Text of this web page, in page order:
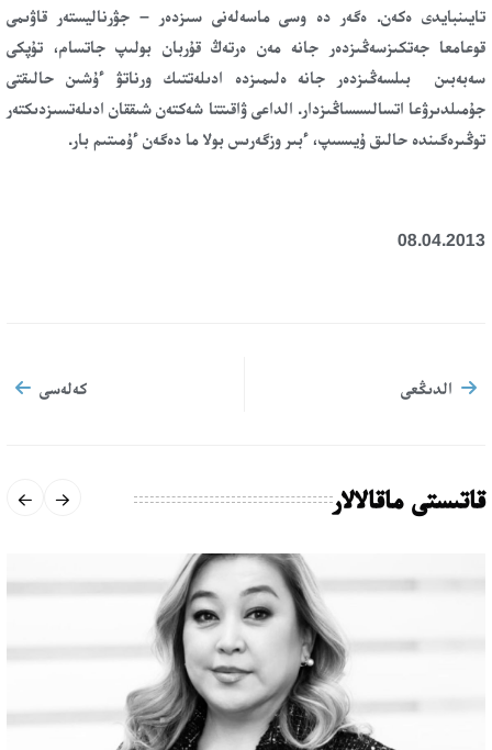
تايىنبايدى ەكەن. ەگەر دە وسى ماسەلەنى سىزدەر – جۋرناليستەر قاۋىمى
قوعامعا جەتكىزسەڭىزدەر جانە مەن ەرتەڭ قۇربان بولىپ جاتسام، تۇپكى
سەبەبىن بىلسەڭىزدەر جانە ەلىمىزدە ادىلەتتىك ورناتۋ ءۇشىن حالىقتى
جۇمىلدىرۋعا اتسالىسساڭىزدار. الداعى ۋاقىتتا شەكتەن شىققان ادىلەتسىزدىكتەر
توڭىرەگىندە حالىق ۇيىسىپ، ءبىر وزگەرىس بولا ما دەگەن ءۇمىتىم بار.
08.04.2013
الدىڭعى كەلەسى
قاتىستى ماقالالار